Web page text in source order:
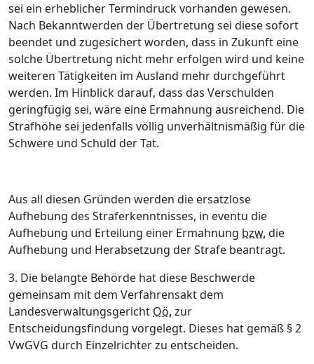
sei ein erheblicher Termindruck vorhanden gewesen.
Nach Bekanntwerden der Übertretung sei diese sofort
beendet und zugesichert worden, dass in Zukunft eine
solche Übertretung nicht mehr erfolgen wird und keine
weiteren Tätigkeiten im Ausland mehr durchgeführt
werden. Im Hinblick darauf, dass das Verschulden
geringfügig sei, wäre eine Ermahnung ausreichend. Die
Strafhöhe sei jedenfalls völlig unverhältnismäßig für die
Schwere und Schuld der Tat.
Aus all diesen Gründen werden die ersatzlose
Aufhebung des Straferkenntnisses, in eventu die
Aufhebung und Erteilung einer Ermahnung bzw. die
Aufhebung und Herabsetzung der Strafe beantragt.
3. Die belangte Behörde hat diese Beschwerde
gemeinsam mit dem Verfahrensakt dem
Landesverwaltungsgericht Oö. zur
Entscheidungsfindung vorgelegt. Dieses hat gemäß § 2
VwGVG durch Einzelrichter zu entscheiden.